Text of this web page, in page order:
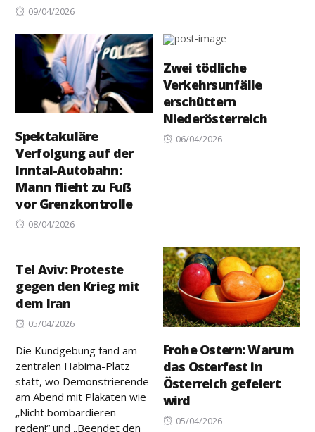
Posted
09/04/2026
Spektakuläre
Verfolgung auf der
Inntal-Autobahn:
Mann flieht zu Fuß
vor Grenzkontrolle
Posted
08/04/2026
Zwei tödliche
Verkehrsunfälle
erschüttern
Niederösterreich
Posted
06/04/2026
Tel Aviv: Proteste
gegen den Krieg mit
dem Iran
Posted
05/04/2026
Die Kundgebung fand am
zentralen Habima-Platz
statt, wo Demonstrierende
am Abend mit Plakaten wie
„Nicht bombardieren –
reden!“ und „Beendet den
Frohe Ostern: Warum
das Osterfest in
Österreich gefeiert
wird
Posted
05/04/2026